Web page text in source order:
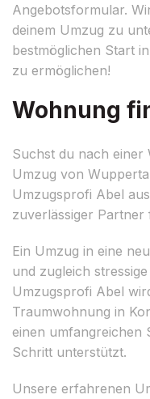
Angebotsformular.
deinem Umzug zu
bestmöglichen Start
zu ermöglichen!
Wohnung
Suchst du nach einer
Umzug von
Umzugsprofi Abel
zuverlässiger Partner
Ein Umzug in eine
und zugleich
Umzugsprofi Abel
Traumwohnung in
einen umfangreichen
Schritt unterstützt.
Unsere erfahrenen